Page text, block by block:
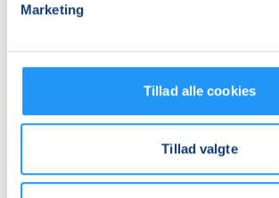
Marketing
Tillad alle cookies
Tillad valgte
Relaterede hold